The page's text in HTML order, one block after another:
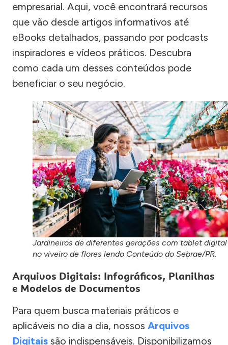
empresarial. Aqui, você encontrará recursos
que vão desde artigos informativos até
eBooks detalhados, passando por podcasts
inspiradores e vídeos práticos. Descubra
como cada um desses conteúdos pode
beneficiar o seu negócio.
Jardineiros de diferentes gerações com tablet digital
no viveiro de flores lendo Conteúdo do Sebrae/PR.
Arquivos Digitais: Infográficos, Planilhas
e Modelos de Documentos
Para quem busca materiais práticos e
aplicáveis no dia a dia, nossos Arquivos
Digitais são indispensáveis. Disponibilizamos